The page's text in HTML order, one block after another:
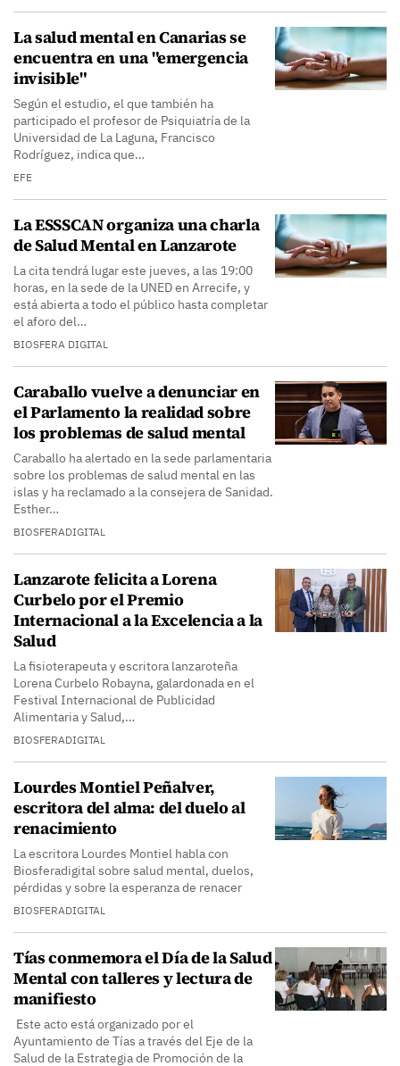
La salud mental en Canarias se
encuentra en una "emergencia
invisible"
Según el estudio, el que también ha
participado el profesor de Psiquiatría de la
Universidad de La Laguna, Francisco
Rodríguez, indica que…
EFE
La ESSSCAN organiza una charla
de Salud Mental en Lanzarote
La cita tendrá lugar este jueves, a las 19:00
horas, en la sede de la UNED en Arrecife, y
está abierta a todo el público hasta completar
el aforo del…
BIOSFERA DIGITAL
Caraballo vuelve a denunciar en
el Parlamento la realidad sobre
los problemas de salud mental
Caraballo ha alertado en la sede parlamentaria
sobre los problemas de salud mental en las
islas y ha reclamado a la consejera de Sanidad.
Esther…
BIOSFERADIGITAL
Lanzarote felicita a Lorena
Curbelo por el Premio
Internacional a la Excelencia a la
Salud
La fisioterapeuta y escritora lanzaroteña
Lorena Curbelo Robayna, galardonada en el
Festival Internacional de Publicidad
Alimentaria y Salud,…
BIOSFERADIGITAL
Lourdes Montiel Peñalver,
escritora del alma: del duelo al
renacimiento
La escritora Lourdes Montiel habla con
Biosferadigital sobre salud mental, duelos,
pérdidas y sobre la esperanza de renacer
BIOSFERADIGITAL
Tías conmemora el Día de la Salud
Mental con talleres y lectura de
manifiesto
Este acto está organizado por el
Ayuntamiento de Tías a través del Eje de la
Salud de la Estrategia de Promoción de la